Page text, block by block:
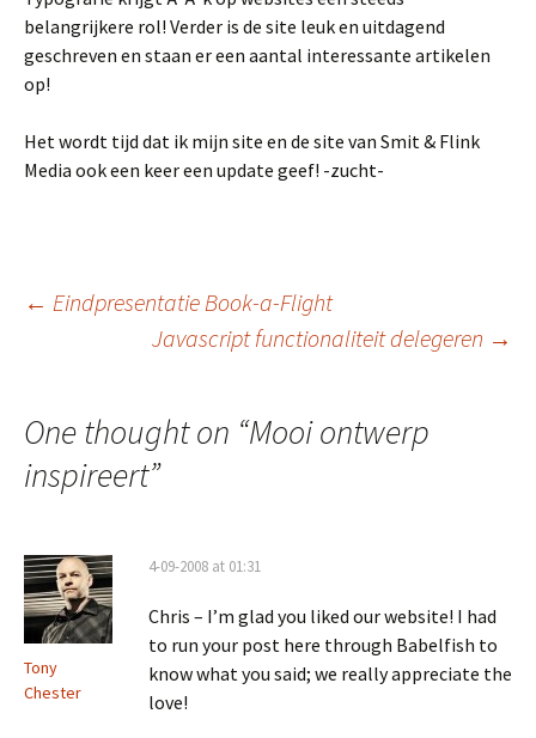
belangrijkere rol! Verder is de site leuk en uitdagend
geschreven en staan er een aantal interessante artikelen
op!
Het wordt tijd dat ik mijn site en de site van Smit & Flink
Media ook een keer een update geef! -zucht-
Post
← Eindpresentatie Book-a-Flight
Javascript functionaliteit delegeren →
One thought on “Mooi ontwerp
inspireert”
Tony
Chester
4-09-2008 at 01:31
Chris – I’m glad you liked our website! I had
to run your post here through Babelfish to
know what you said; we really appreciate the
love!